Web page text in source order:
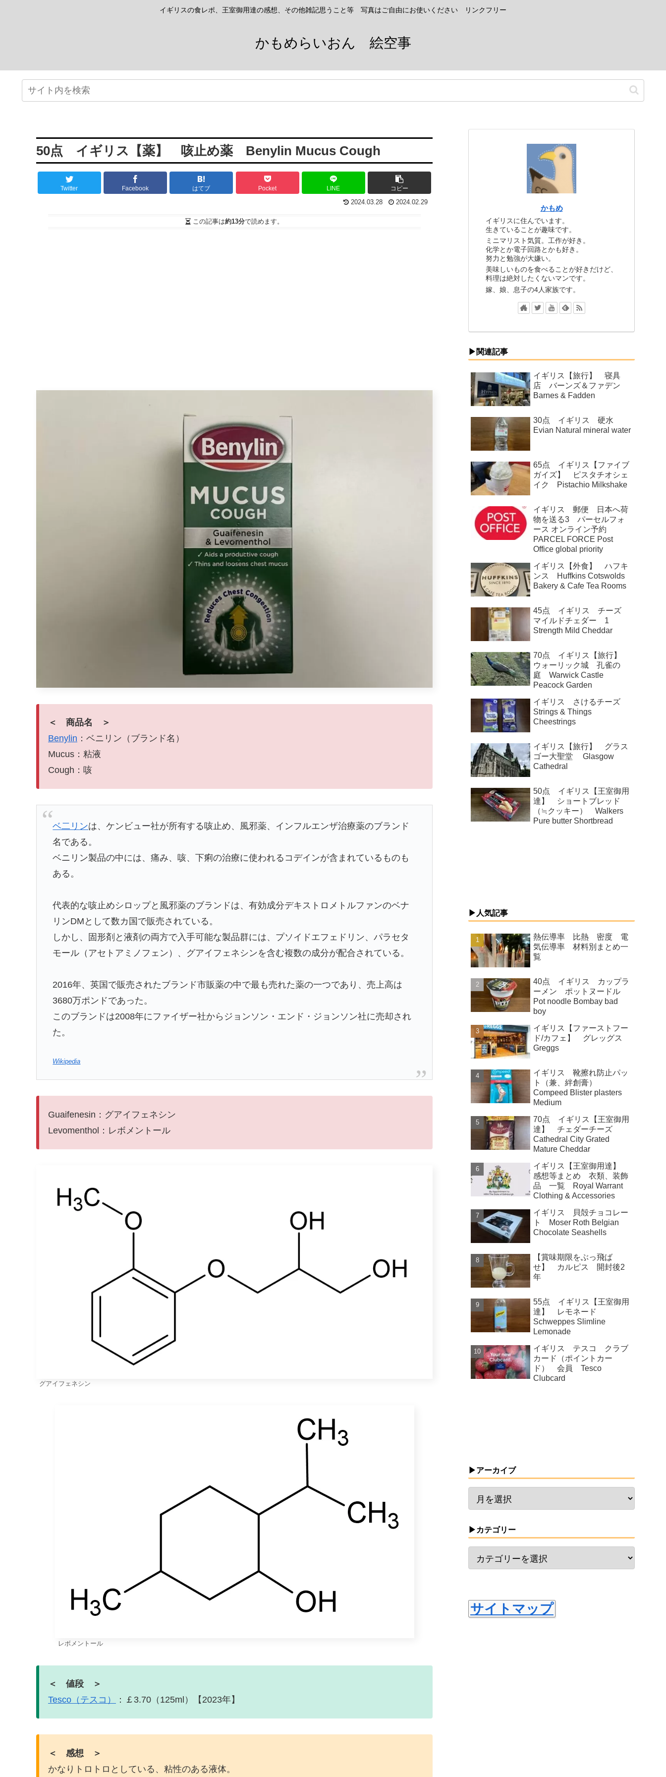
イギリスの食レポ、王室御用達の感想、その他雑記思うこと等 写真はご自由にお使いください リンクフリー
かもめらいおん 絵空事
50点 イギリス【薬】 咳止め薬 Benylin Mucus Cough
Twitter Facebook はてブ Pocket LINE コピー
2024.03.28 2024.02.29
この記事は約13分で読めます。
＜ 商品名 ＞
Benylin ：ベニリン（ブランド名）
Mucus：粘液
Cough：咳
ベ二リンは、ケンビュー社が所有する咳止め、風邪薬、インフルエンザ治療薬のブランド
名である。
ベニリン製品の中には、痛み、咳、下痢の治療に使われるコデインが含まれているものも
ある。
代表的な咳止めシロップと風邪薬のブランドは、有効成分デキストロメトルファンのベナ
リンDMとして数カ国で販売されている。
しかし、固形剤と液剤の両方で入手可能な製品群には、プソイドエフェドリン、パラセタ
モール（アセトアミノフェン）、グアイフェネシンを含む複数の成分が配合されている。
2016年、英国で販売されたブランド市販薬の中で最も売れた薬の一つであり、売上高は
3680万ポンドであった。
このブランドは2008年にファイザー社からジョンソン・エンド・ジョンソン社に売却され
た。
Wikipedia
Guaifenesin：グアイフェネシン
Levomenthol：レボメントール
グアイフェネシン
レボメントール
＜ 値段 ＞
Tesco（テスコ）
：￡3.70（125ml）【2023年】
＜ 感想 ＞
かなりトロトロとしている、粘性のある液体。
かもめ
イギリスに住んでいます。
生きていることが趣味です。
ミニマリスト気質。工作が好き。
化学とか電子回路とかも好き。
努力と勉強が大嫌い。
美味しいものを食べることが好きだけど、
料理は絶対したくないマンです。
嫁、娘、息子の4人家族です。
▶関連記事
イギリス【旅行】 寝具
店 バーンズ＆ファデン
Barnes & Fadden
30点 イギリス 硬水
Evian Natural mineral water
65点 イギリス【ファイブ
ガイズ】 ピスタチオシェ
イク Pistachio Milkshake
イギリス 郵便 日本へ荷
物を送る3 パーセルフォ
ース オンライン予約
PARCEL FORCE Post
Office global priority
イギリス【外食】 ハフキ
ンス Huffkins Cotswolds
Bakery & Cafe Tea Rooms
45点 イギリス チーズ
マイルドチェダー 1
Strength Mild Cheddar
70点 イギリス【旅行】
ウォーリック城 孔雀の
庭 Warwick Castle
Peacock Garden
イギリス さけるチーズ
Strings & Things
Cheestrings
イギリス【旅行】 グラス
ゴー大聖堂 Glasgow
Cathedral
50点 イギリス【王室御用
達】 ショートブレッド
（≒クッキー） Walkers
Pure butter Shortbread
▶人気記事
熱伝導率 比熱 密度 電
気伝導率 材料別まとめ一
覧
40点 イギリス カップラ
ーメン ポットヌードル
Pot noodle Bombay bad
boy
イギリス【ファーストフー
ド/カフェ】 グレッグス
Greggs
イギリス 靴擦れ防止パッ
ト（兼、絆創膏）
Compeed Blister plasters
Medium
70点 イギリス【王室御用
達】 チェダーチーズ
Cathedral City Grated
Mature Cheddar
イギリス【王室御用達】
感想等まとめ 衣類、装飾
品 一覧 Royal Warrant
Clothing & Accessories
イギリス 貝殻チョコレー
ト Moser Roth Belgian
Chocolate Seashells
【賞味期限をぶっ飛ば
せ】 カルピス 開封後2
年
55点 イギリス【王室御用
達】 レモネード
Schweppes Slimline
Lemonade
イギリス テスコ クラブ
カード（ポイントカー
ド） 会員 Tesco
Clubcard
▶アーカイブ
▶カテゴリー
サイトマップ